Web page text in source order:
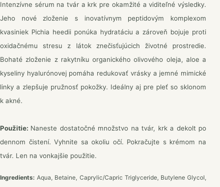
Intenzívne sérum na tvár a krk pre okamžité a viditeľné výsledky.
Jeho nové zloženie s inovatívnym peptidovým komplexom
kvasiniek Pichia heedii ponúka hydratáciu a zároveň bojuje proti
oxidačnému stresu z látok znečisťujúcich životné prostredie.
Bohaté zloženie z rakytníku organického olivového oleja, aloe a
kyseliny hyalurónovej pomáha redukovať vrásky a jemné mimické
linky a zlepšuje pružnosť pokožky. Ideálny aj pre pleť so sklonom
k akné.
Použitie: Naneste dostatočné množstvo na tvár, krk a dekolt po
dennom čistení. Vyhnite sa okoliu očí. Pokračujte s krémom na
tvár. Len na vonkajšie použitie.
Ingredients: Aqua, Betaine, Caprylic/Capric Triglyceride, Butylene Glycol,